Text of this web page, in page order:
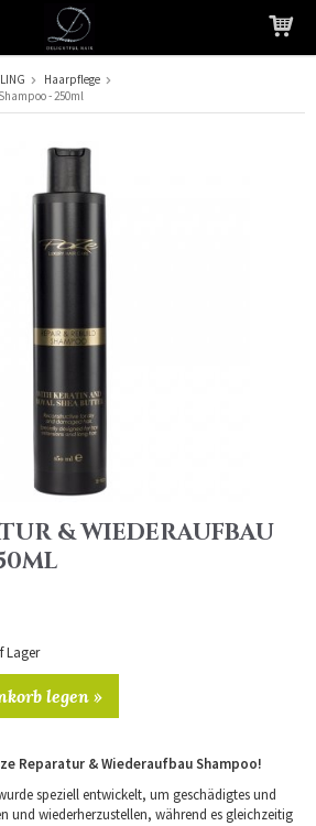
wurde in Ihren Warenkorb gelegt
Haarpflege
- 250ml
& WIEDERAUFBAU
Lager
legen »
Reparatur & Wiederaufbau Shampoo!
speziell entwickelt, um geschädigtes und
und wiederherzustellen, während es gleichzeitig